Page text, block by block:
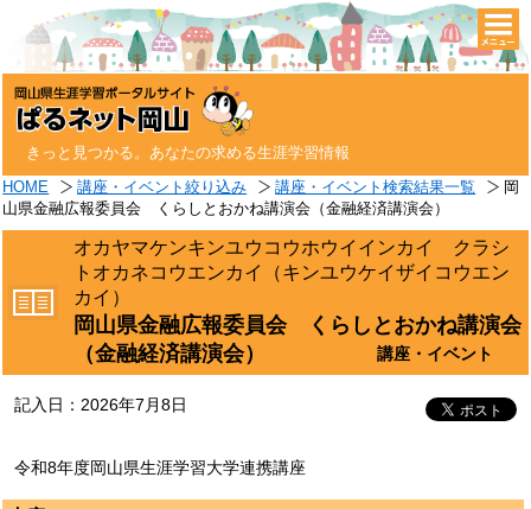
きっと見つかる。あなたの求める生涯学習情報
HOME 講座・イベント絞り込み 講座・イベント検索結果一覧
岡
山県金融広報委員会 くらしとおかね講演会（金融経済講演会）
オカヤマケンキンユウコウホウイインカイ クラシ
トオカネコウエンカイ（キンユウケイザイコウエン
カイ）
岡山県金融広報委員会 くらしとおかね講演会
（金融経済講演会）
講座・イベント
記入日：2026年7月8日
令和8年度岡山県生涯学習大学連携講座